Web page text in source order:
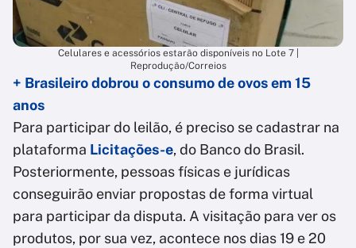
Celulares e acessórios estarão disponíveis no Lote 7 |
Reprodução/Correios
+ Brasileiro dobrou o consumo de ovos em 15
anos
Para participar do leilão, é preciso se cadastrar na
plataforma Licitações-e, do Banco do Brasil.
Posteriormente, pessoas físicas e jurídicas
conseguirão enviar propostas de forma virtual
para participar da disputa. A visitação para ver os
produtos, por sua vez, acontece nos dias 19 e 20